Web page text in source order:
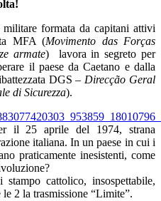
militare formata da capitani attivi
MFA (Movimento das Forças
armate) lavora in segreto per
il paese da Caetano e dalla
DGS – Direcção Geral
di Sicurezza).
il 25 aprile del 1974, strana
italiana. In un paese in cui i
praticamente inesistenti, come
cattolico, insospettabile,
2 la trasmissione “Limite”.